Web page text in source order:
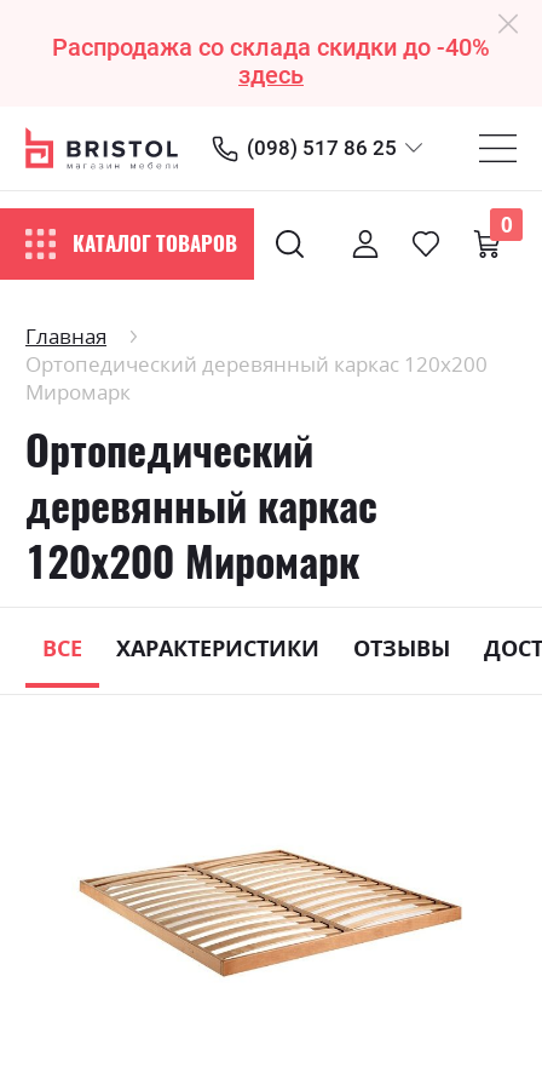
Распродажа со склада скидки до -40%
здесь
(098) 517 86 25
КАТАЛОГ ТОВАРОВ
0
Главная
Ортопедический деревянный каркас 120х200
Миромарк
Ортопедический
деревянный каркас
120х200 Миромарк
ВСЕ ХАРАКТЕРИСТИКИ ОТЗЫВЫ
images